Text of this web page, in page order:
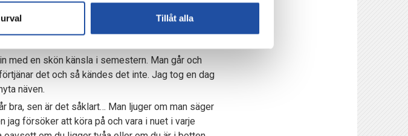
Tillåt alla
med en skön känsla i semestern. Man går och
det och så kändes det inte. Jag tog en dag
näven.
bra, sen är det såklart… Man ljuger om man säger
jag försöker att köra på och vara i nuet i varje